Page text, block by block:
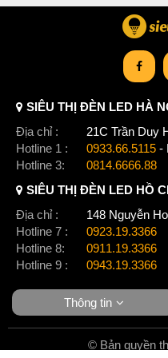
Quạt được
với 3 chế độ màu
SIÊU THỊ ĐÈN LED HÀ
Địa chỉ :
21C Trần Duy
Hotline 1 :
0933.66.5115 -
Hotline 3:
0814.6666.88
SIÊU THỊ ĐÈN LED HỒ
Địa chỉ :
148 Nguyễn
Hotline 7 :
0923.19.3366
Hotline 8:
0911.19.3366
Hotline 9 :
0943.19.3366
Thông tin
© Bản quyền